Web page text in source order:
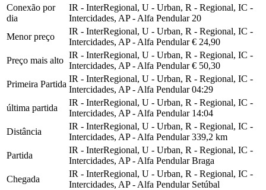
Conexão por
dia
IR - InterRegional, U - Urban, R - Regional, IC -
Intercidades, AP - Alfa Pendular 20
Menor preço
IR - InterRegional, U - Urban, R - Regional, IC -
Intercidades, AP - Alfa Pendular € 24,90
Preço mais alto
IR - InterRegional, U - Urban, R - Regional, IC -
Intercidades, AP - Alfa Pendular € 50,30
Primeira Partida
IR - InterRegional, U - Urban, R - Regional, IC -
Intercidades, AP - Alfa Pendular 04:29
última partida
IR - InterRegional, U - Urban, R - Regional, IC -
Intercidades, AP - Alfa Pendular 14:04
Distância
IR - InterRegional, U - Urban, R - Regional, IC -
Intercidades, AP - Alfa Pendular 339,2 km
Partida
IR - InterRegional, U - Urban, R - Regional, IC -
Intercidades, AP - Alfa Pendular Braga
Chegada
IR - InterRegional, U - Urban, R - Regional, IC -
Intercidades, AP - Alfa Pendular Setúbal